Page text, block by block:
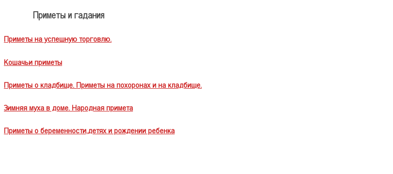
Приметы и гадания
Приметы на успешную торговлю.
Кошачьи приметы
Приметы о кладбище. Приметы на похоронах и на кладбище.
Зимняя муха в доме. Народная примета
Приметы о беременности,детях и рождении ребенка